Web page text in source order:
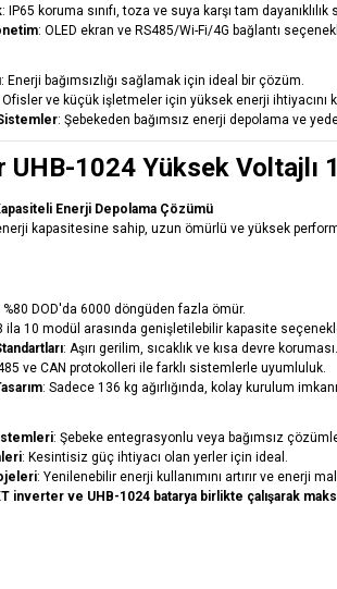
: IP65 koruma sınıfı, toza ve suya karşı tam dayanıklılık
: OLED ekran ve RS485/Wi-Fi/4G bağlantı
: Enerji bağımsızlığı sağlamak için ideal bir çözüm.
Ofisler ve küçük işletmeler için yüksek enerji ihtiyacını
: Şebekeden bağımsız enerji depolama ve
UHB-1024 Yüksek Voltajlı
Enerji Depolama Çözümü
kapasitesine sahip, uzun ömürlü ve yüksek
%80 DOD'da 6000 döngüden fazla ömür.
ila 10 modül arasında genişletilebilir kapasite
: Aşırı gerilim, sıcaklık ve kısa devre koruması.
ve CAN protokolleri ile farklı sistemlerle uyumluluk.
: Sadece 136 kg ağırlığında, kolay kurulum
: Şebeke entegrasyonlu veya bağımsız
: Kesintisiz güç ihtiyacı olan yerler için ideal.
: Yenilenebilir enerji kullanımını artırır ve enerji
inverter ve UHB-1024 batarya birlikte çalışarak